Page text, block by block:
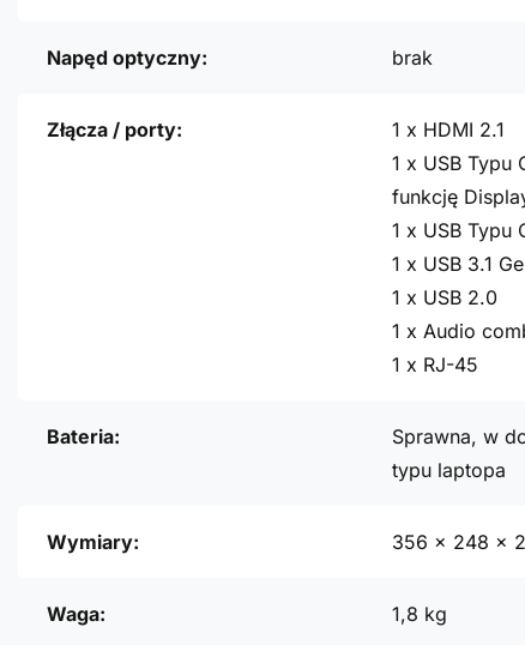
Napęd optyczny: brak
Złącza / porty:
1 x HDMI 2.1
1 x USB Typu
funkcję
1 x USB Typu
1 x USB 3.1
1 x USB 2.0
1 x Audio
1 x RJ-45
Bateria:
Sprawna, w
typu laptopa
Wymiary: 356 x 248 x
Waga: 1,8 kg